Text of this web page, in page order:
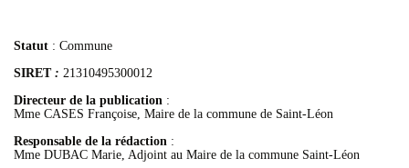
Statut : Commune
SIRET: 21310495300012
Directeur de la publication :
Mme CASES Françoise, Maire de la commune de Saint-Léon
Responsable de la rédaction :
Mme DUBAC Marie, Adjoint au Maire de la commune Saint-Léon